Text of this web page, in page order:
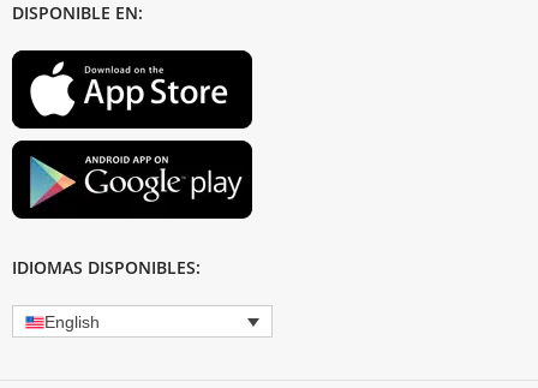
DISPONIBLE EN:
IDIOMAS DISPONIBLES:
English